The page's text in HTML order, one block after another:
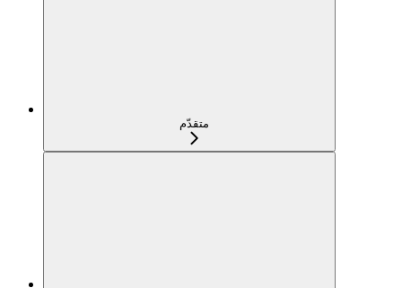
متقدّم